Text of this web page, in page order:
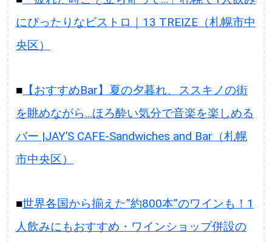
にぴったりなビストロ｜13 TREIZE（札幌市中
央区）
■【おすすめBar】夏の夕暮れ、ススキノの街
を眺めながら…ほろ酔い気分で音楽を楽しめる
バー |JAY’S CAFE-Sandwiches and Bar（札幌
市中央区）
■世界各国から揃えた”約800本”のワインも！1
人飲みにもおすすめ・ワインショップ併設の